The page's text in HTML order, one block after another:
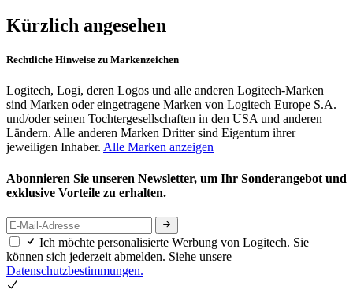
Kürzlich angesehen
Rechtliche Hinweise zu Markenzeichen
Logitech, Logi, deren Logos und alle anderen Logitech-Marken
sind Marken oder eingetragene Marken von Logitech Europe S.A.
und/oder seinen Tochtergesellschaften in den USA und anderen
Ländern. Alle anderen Marken Dritter sind Eigentum ihrer
jeweiligen Inhaber. Alle Marken anzeigen
Abonnieren Sie unseren Newsletter, um Ihr Sonderangebot und
exklusive Vorteile zu erhalten.
Ich möchte personalisierte Werbung von Logitech. Sie
können sich jederzeit abmelden. Siehe unsere
Datenschutzbestimmungen.